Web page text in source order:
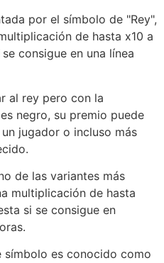
por el símbolo de "Rey",
de hasta x10 a
consigue en una línea
al rey pero con la
negro, su premio puede
jugador o incluso más
de las variantes más
multiplicación de hasta
si se consigue en
símbolo es conocido como